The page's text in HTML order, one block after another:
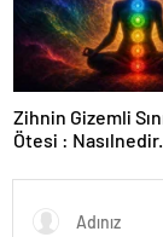
Zihnin Gizemli
Ötesi :